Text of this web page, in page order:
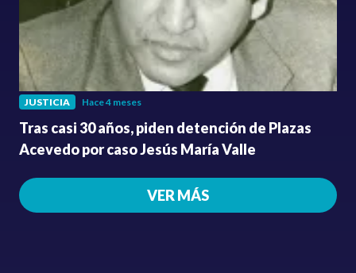
JUSTICIA Hace 4 meses
Tras casi 30 años, piden detención de Plazas
Acevedo por caso Jesús María Valle
VER MÁS